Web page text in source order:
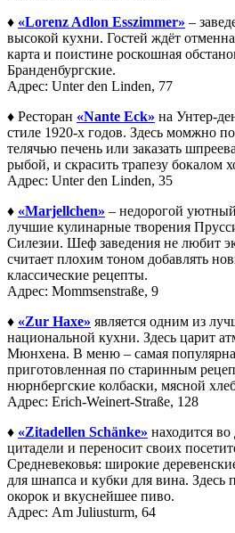
♦ «Lorenz Adlon Esszimmer» –
высокой кухни. Гостей ждёт
карта и поистине роскошная
Бранденбургские.
Адрес: Unter den Linden, 77
♦ Ресторан «Nante Eck» на Унтер-
стиле 1920-х годов. Здесь момжно
телячью печень или заказать
рыбой, и скрасить трапезу бокалом
Адрес: Unter den Linden, 35
♦ «Marjellchen» – недорогой
лучшие кулинарные творения
Силезии. Шеф заведения не любит
считает плохим тоном добавлять
классические рецепты.
Адрес: Mommsenstraße, 9
♦ «Zur Haxe» является одним из
национальной кухни. Здесь царит
Мюнхена. В меню – самая
приготовленная по старинным
нюрнбергские колбаски, мясной
Адрес: Erich-Weinert-Straße, 128
♦ «Zitadellen Schänke» находится
цитадели и переносит своих
Средневековья: широкие
для шнапса и кубки для вина.
окорок и вкуснейшее пиво.
Адрес: Am Juliusturm, 64